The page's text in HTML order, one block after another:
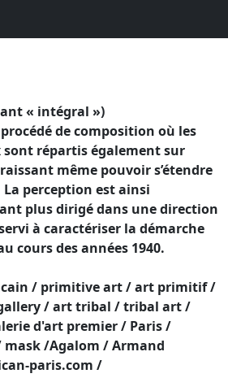
« intégral »)
de composition où les
répartis également sur
même pouvoir s’étendre
perception est ainsi
plus dirigé dans une direction
à caractériser la démarche
cours des années 1940.
/ primitive art / art primitif /
/ art tribal / tribal art /
d'art premier / Paris /
mask /Agalom / Armand
paris.com /